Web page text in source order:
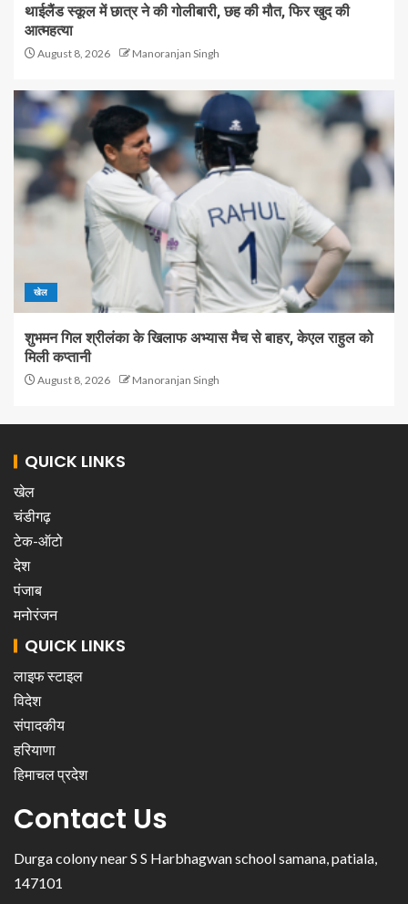
थाईलैंड स्कूल में छात्र ने की गोलीबारी, छह की मौत, फिर खुद की
आत्महत्या
August 8, 2026 Manoranjan Singh
खेल
शुभमन गिल श्रीलंका के खिलाफ अभ्यास मैच से बाहर, केएल राहुल को
मिली कप्तानी
August 8, 2026 Manoranjan Singh
QUICK LINKS
खेल
चंडीगढ़
टेक-ऑटो
देश
पंजाब
मनोरंजन
QUICK LINKS
लाइफ स्टाइल
विदेश
संपादकीय
हरियाणा
हिमाचल प्रदेश
Contact Us
Durga colony near S S Harbhagwan school samana, patiala,
147101